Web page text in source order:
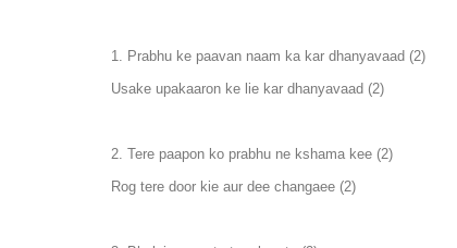
1. Prabhu ke paavan naam ka kar dhanyavaad (2)
Usake upakaaron ke lie kar dhanyavaad (2)
2. Tere paapon ko prabhu ne kshama kee (2)
Rog tere door kie aur dee changaee (2)